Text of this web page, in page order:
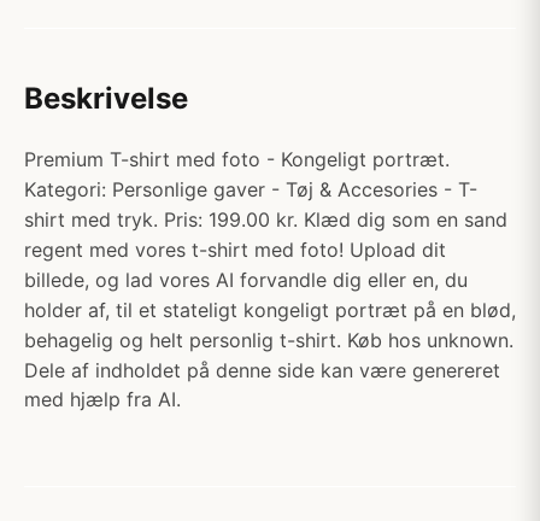
Beskrivelse
Premium T-shirt med foto - Kongeligt portræt.
Kategori: Personlige gaver - Tøj & Accesories - T-
shirt med tryk. Pris: 199.00 kr. Klæd dig som en sand
regent med vores t-shirt med foto! Upload dit
billede, og lad vores AI forvandle dig eller en, du
holder af, til et stateligt kongeligt portræt på en blød,
behagelig og helt personlig t-shirt. Køb hos unknown.
Dele af indholdet på denne side kan være genereret
med hjælp fra AI.